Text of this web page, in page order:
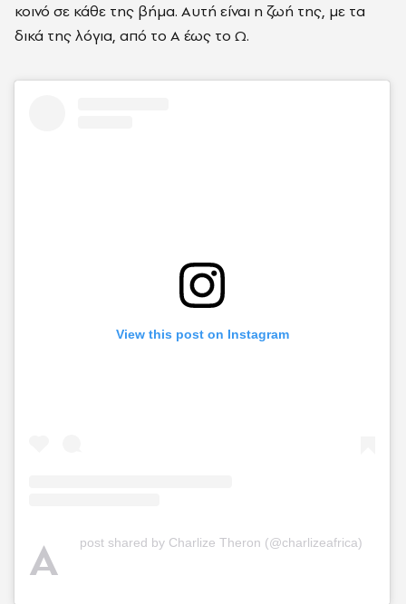
κοινό σε κάθε της βήμα. Αυτή είναι η ζωή της, με τα
δικά της λόγια, από το Α έως το Ω.
View this post on Instagram
A post shared by Charlize Theron (@charlizeafrica)